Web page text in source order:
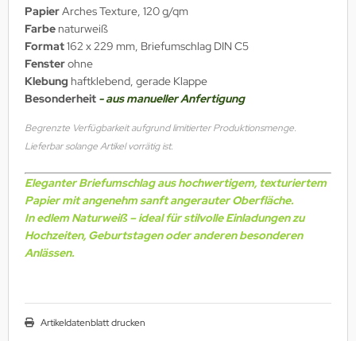
PapierArches Texture, 120 g/qm
Farbe naturweiß
Format162 x 229 mm, Briefumschlag DIN C5
Fensterohne
Klebung haftklebend, gerade Klappe
Besonderheit - aus manueller Anfertigung
Begrenzte Verfügbarkeit aufgrund limitierter Produktionsmenge.
Lieferbar solange Artikel vorrätig ist.
Eleganter Briefumschlag aus hochwertigem, texturiertem
Papier mit angenehm sanft angerauter Oberfläche.
In edlem Naturweiß – ideal für stilvolle Einladungen zu
Hochzeiten, Geburtstagen oder anderen besonderen
Anlässen.
Artikeldatenblatt drucken